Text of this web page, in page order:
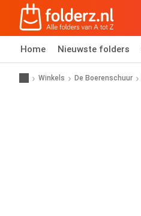
Home Nieuwste folders
Winkels De Boerenschuur